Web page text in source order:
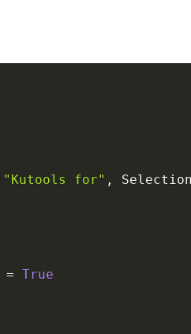
"Kutools for" , Selection
= True